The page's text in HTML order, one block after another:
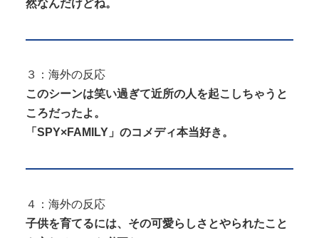
然なんだけどね。
３：海外の反応
このシーンは笑い過ぎて近所の人を起こしちゃうと
ころだったよ。
「SPY×FAMILY」のコメディ本当好き。
４：海外の反応
子供を育てるには、その可愛らしさとやられたこと